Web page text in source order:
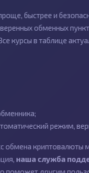
быстрее и
обменных
курсы в таблице
режим,
криптовалюты
наша служба